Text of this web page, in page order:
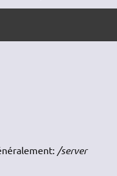
/server